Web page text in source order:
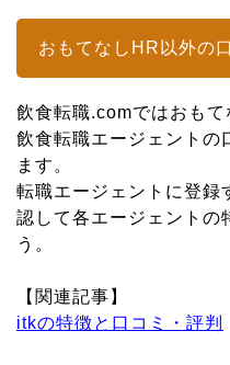
おもてなしHR以外の
飲食転職.comではおも
飲食転職エージェントの
ます。
転職エージェントに登録
認して各エージェントの
う。
【関連記事】
itkの特徴と口コミ・評判